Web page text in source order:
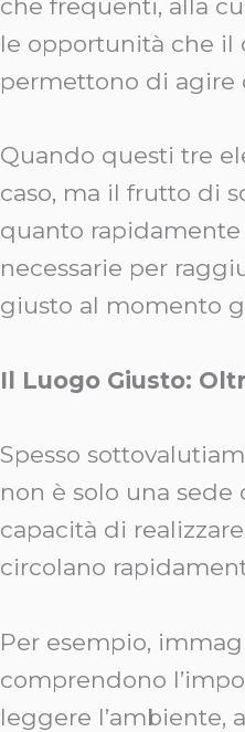
che frequenti, alla
le opportunità che il
permettono di agire
Quando questi tre
caso, ma il frutto di
quanto
necessarie per
giusto al momento
Il Luogo Giusto:
Spesso
non è solo una
capacità di
circolano
Per esempio,
comprendono
leggere